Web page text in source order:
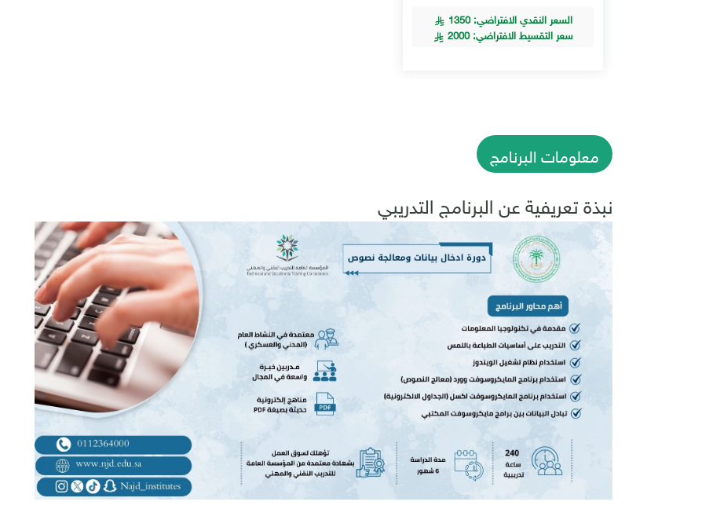
السعر النقدي الافتراضي: 1350
سعر التقسيط الافتراضي: 2000
معلومات البرنامج
نبذة تعريفية عن البرنامج التدريبي